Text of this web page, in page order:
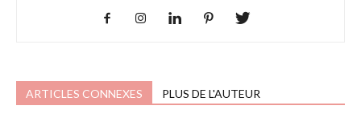
ARTICLES CONNEXES PLUS DE L'AUTEUR